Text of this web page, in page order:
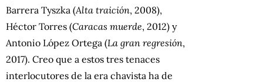
Barrera Tyszka (Alta traición, 2008),
Héctor Torres (Caracas muerde, 2012) y
Antonio López Ortega (La gran regresión,
2017). Creo que a estos tres tenaces
interlocutores de la era chavista ha de